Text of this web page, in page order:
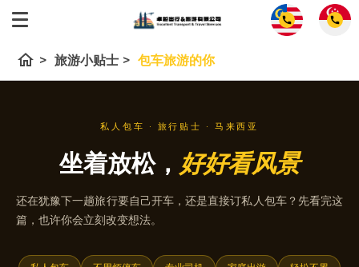
call call
home > 旅游小贴士 > 包车旅游的你
私人包车 · 旅行贴士 · 马来西亚
坐着放松， 好好看风景
还在犹豫下一趟旅行要自己开车，还是直接订私人包车？先看完这
篇，也许你会立刻改变想法。